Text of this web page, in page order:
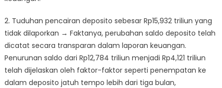
2.⁠ ⁠Tuduhan pencairan deposito sebesar Rp15,932 triliun yang
tidak dilaporkan → Faktanya, perubahan saldo deposito telah
dicatat secara transparan dalam laporan keuangan.
Penurunan saldo dari Rp12,784 triliun menjadi Rp4,121 triliun
telah dijelaskan oleh faktor-faktor seperti penempatan ke
dalam deposito jatuh tempo lebih dari tiga bulan,